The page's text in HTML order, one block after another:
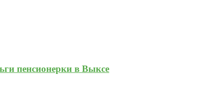
пенсионерки в Выксе